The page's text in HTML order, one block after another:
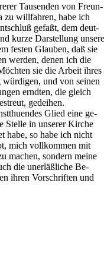
Tausenden von Freun-
zu willfahren, habe ich
gefaßt, dem deut-
kurze Darstellung
festen Glauben, daß sie
werden, denen ich die
sie die Arbeit ihres
und von seinen
erndten, die gleich
gedeihen.
Glied eine ge-
Stelle in unserer Kirche
habe, so habe ich nicht
mich vollkommen mit
machen, sondern meine
die unerläßliche Be-
ihren Vorschriften und